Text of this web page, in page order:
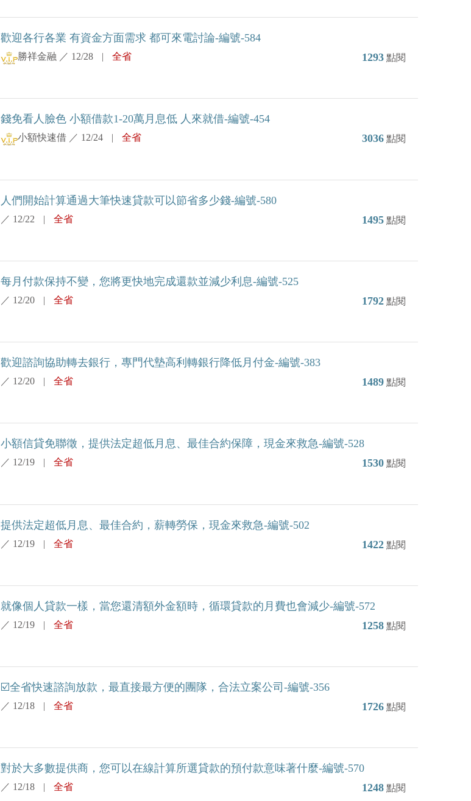
歡迎各行各業 有資金方面需求 都可來電討論-編號-584
勝祥金融 ／ 12/28 | 全省 1293 點閱
錢免看人臉色 小額借款1-20萬月息低 人來就借-編號-454
小額快速借 ／ 12/24 | 全省 3036 點閱
人們開始計算通過大筆快速貸款可以節省多少錢-編號-580
／ 12/22 | 全省 1495 點閱
每月付款保持不變，您將更快地完成還款並減少利息-編號-525
／ 12/20 | 全省 1792 點閱
歡迎諮詢協助轉去銀行，專門代墊高利轉銀行降低月付金-編號-383
／ 12/20 | 全省 1489 點閱
小額信貸免聯徵，提供法定超低月息、最佳合約保障，現金來救急-編號-528
／ 12/19 | 全省 1530 點閱
提供法定超低月息、最佳合約，薪轉勞保，現金來救急-編號-502
／ 12/19 | 全省 1422 點閱
就像個人貸款一樣，當您還清額外金額時，循環貸款的月費也會減少-編號-572
／ 12/19 | 全省 1258 點閱
☑️全省快速諮詢放款，最直接最方便的團隊，合法立案公司-編號-356
／ 12/18 | 全省 1726 點閱
對於大多數提供商，您可以在線計算所選貸款的預付款意味著什麼-編號-570
／ 12/18 | 全省 1248 點閱